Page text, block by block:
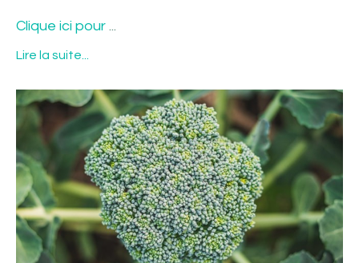
Clique ici pour ...
Lire la suite...